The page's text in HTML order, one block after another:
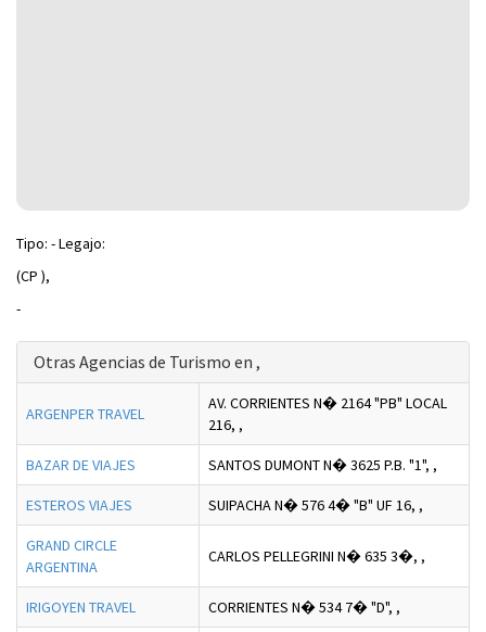
Tipo: - Legajo:
(CP ),
-
Otras Agencias de Turismo en ,
ARGENPER TRAVEL
AV. CORRIENTES N� 2164 "PB" LOCAL
216, ,
BAZAR DE VIAJES SANTOS DUMONT N� 3625 P.B. "1", ,
ESTEROS VIAJES SUIPACHA N� 576 4� "B" UF 16, ,
GRAND CIRCLE
ARGENTINA
CARLOS PELLEGRINI N� 635 3�, ,
IRIGOYEN TRAVEL CORRIENTES N� 534 7� "D", ,